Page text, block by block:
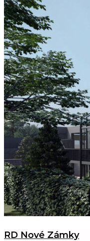
RD Nové Zámky